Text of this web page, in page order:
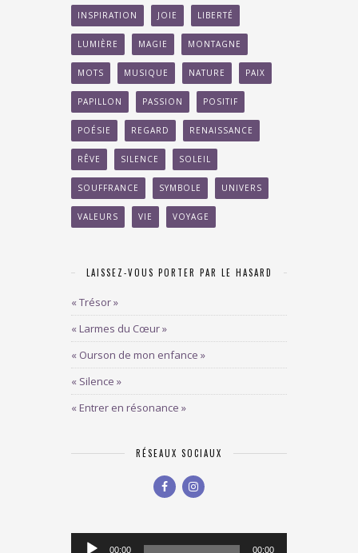
INSPIRATION JOIE LIBERTÉ
LUMIÈRE MAGIE MONTAGNE
MOTS MUSIQUE NATURE PAIX
PAPILLON PASSION POSITIF
POÉSIE REGARD RENAISSANCE
RÊVE SILENCE SOLEIL
SOUFFRANCE SYMBOLE UNIVERS
VALEURS VIE VOYAGE
LAISSEZ-VOUS PORTER PAR LE HASARD
« Trésor »
« Larmes du Cœur »
« Ourson de mon enfance »
« Silence »
« Entrer en résonance »
RÉSEAUX SOCIAUX
Lecteur00:00 00:00